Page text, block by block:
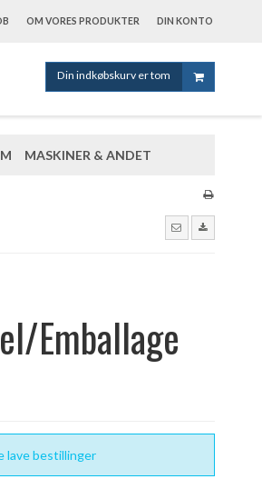
OM VORES PRODUKTER DIN KONTO
Din indkøbskurv er tom
MASKINER & ANDET
Emballage
lave bestillinger